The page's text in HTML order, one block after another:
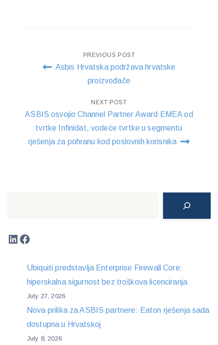
Post
navigation
PREVIOUS POST
Asbis Hrvatska podržava hrvatske
proizvođače
NEXT POST
ASBIS osvojio Channel Partner Award EMEA od
tvrtke Infinidat, vodeće tvrtke u segmentu
rješenja za pohranu kod poslovnih korisnika
LinkedIn
Facebook
Ubiquiti predstavlja Enterprise Firewall Core:
hiperskalna sigurnost bez troškova licenciranja
July 27, 2026
Nova prilika za ASBIS partnere: Eaton rješenja sada
dostupna u Hrvatskoj
July 8, 2026